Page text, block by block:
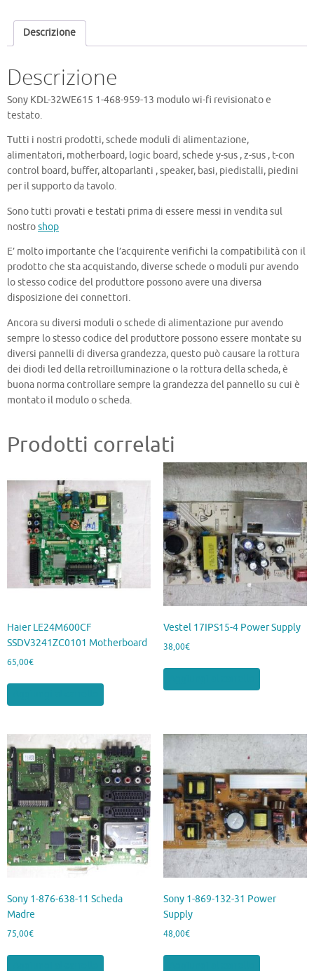
959-
quantità
Descrizione
Descrizione
Sony KDL-32WE615 1-468-959-13 modulo wi-fi revisionato e
testato.
Tutti i nostri prodotti, schede moduli di alimentazione,
alimentatori, motherboard, logic board, schede y-sus , z-sus , t-con
control board, buffer, altoparlanti , speaker, basi, piedistalli, piedini
per il supporto da tavolo.
Sono tutti provati e testati prima di essere messi in vendita sul
nostroshop
E’ molto importante che l’acquirente verifichi la compatibilità con il
prodotto che sta acquistando, diverse schede o moduli pur avendo
lo stesso codice del produttore possono avere una diversa
disposizione dei connettori.
Ancora su diversi moduli o schede di alimentazione pur avendo
sempre lo stesso codice del produttore possono essere montate su
diversi pannelli di diversa grandezza, questo può causare la rottura
dei diodi led della retroilluminazione o la rottura della scheda, è
buona norma controllare sempre la grandezza del pannello su cui è
montato il modulo o scheda.
Prodotti correlati
Haier LE24M600CF
SSDV3241ZC0101 Motherboard
65,00€
Vestel 17IPS15-4 Power Supply
38,00€
Sony 1-876-638-11 Scheda
Madre
75,00€
Sony 1-869-132-31 Power
Supply
48,00€